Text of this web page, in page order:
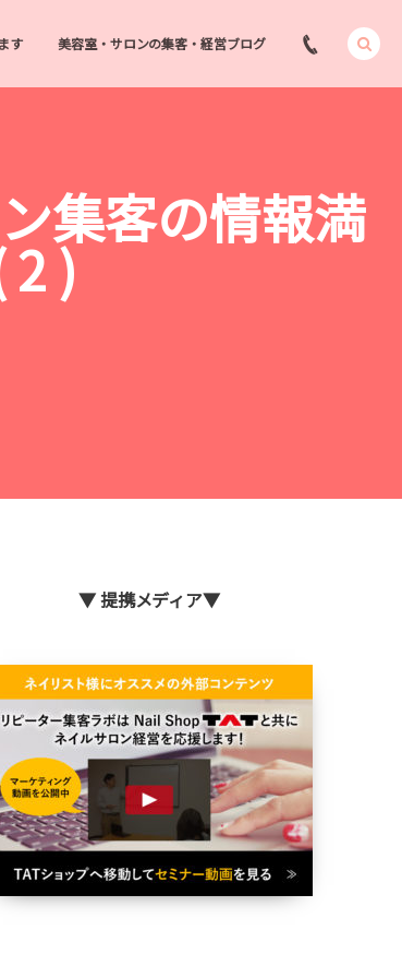
す 美容室・サロンの集客・経営ブログ
集客の情報満
2 )
▼ 提携メディア▼